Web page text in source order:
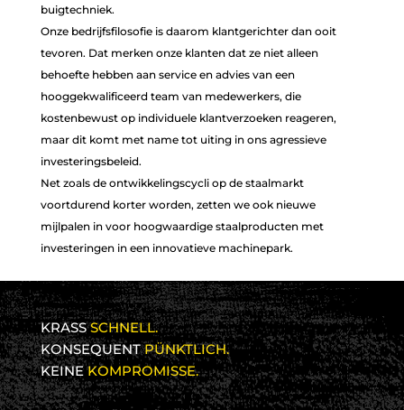
buigtechniek.
Onze bedrijfsfilosofie is daarom klantgerichter dan ooit
tevoren. Dat merken onze klanten dat ze niet alleen
behoefte hebben aan service en advies van een
hooggekwalificeerd team van medewerkers, die
kostenbewust op individuele klantverzoeken reageren,
maar dit komt met name tot uiting in ons agressieve
investeringsbeleid.
Net zoals de ontwikkelingscycli op de staalmarkt
voortdurend korter worden, zetten we ook nieuwe
mijlpalen in voor hoogwaardige staalproducten met
investeringen in een innovatieve machinepark.
KRASSSCHNELL.
KONSEQUENTPÜNKTLICH.
KEINEKOMPROMISSE.